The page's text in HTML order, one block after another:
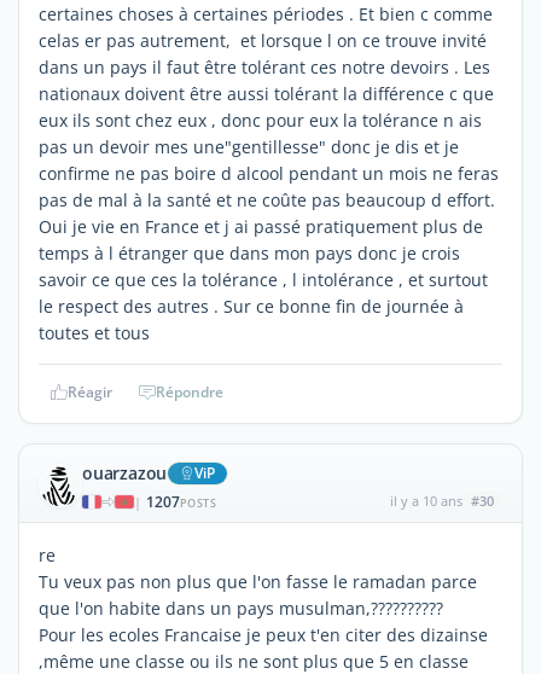
certaines choses à certaines périodes . Et bien c comme
celas er pas autrement, et lorsque l on ce trouve invité
dans un pays il faut être tolérant ces notre devoirs . Les
nationaux doivent être aussi tolérant la différence c que
eux ils sont chez eux , donc pour eux la tolérance n ais
pas un devoir mes une"gentillesse" donc je dis et je
confirme ne pas boire d alcool pendant un mois ne feras
pas de mal à la santé et ne coûte pas beaucoup d effort.
Oui je vie en France et j ai passé pratiquement plus de
temps à l étranger que dans mon pays donc je crois
savoir ce que ces la tolérance , l intolérance , et surtout
le respect des autres . Sur ce bonne fin de journée à
toutes et tous
Réagir Répondre
ouarzazou ViP
| 1207POSTS il y a 10 ans #30
re
Tu veux pas non plus que l'on fasse le ramadan parce
que l'on habite dans un pays musulman,??????????
Pour les ecoles Francaise je peux t'en citer des dizainse
,même une classe ou ils ne sont plus que 5 en classe